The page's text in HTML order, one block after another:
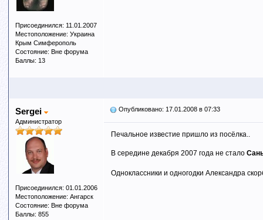
Присоединился: 11.01.2007
Местоположение: Украина
Крым Симферополь
Состояние: Вне форума
Баллы: 13
Sergei
Администратор
Присоединился: 01.01.2006
Местоположение: Ангарск
Состояние: Вне форума
Баллы: 855
Опубликовано: 17.01.2008 в 07:33
Печальное известие пришло из посёлка..
В середине декабря 2007 года не стало
Одноклассники и одногодки Александра